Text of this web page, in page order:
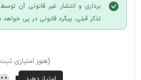
برداری و انتشار غیر قانونی آن
تذکر قبلی، پیگرد قانونی در پی
(هنوز امتیازی